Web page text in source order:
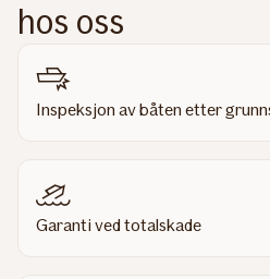
hos oss
Inspeksjon av båten etter
Garanti ved totalskade